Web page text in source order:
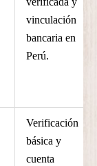
vinculación
bancaria en
Perú.
Verificación
básica y
cuenta